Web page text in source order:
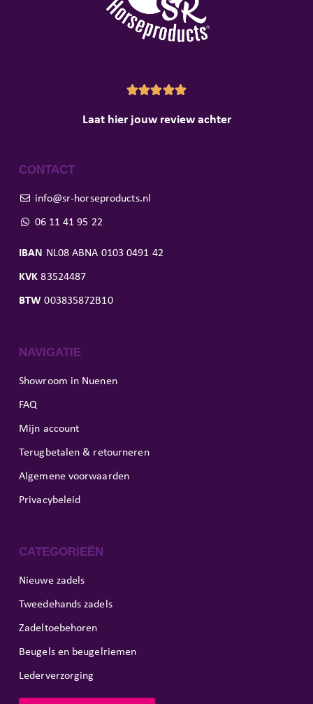

Laat hier jouw review achter
CONTACT
info@sr-horseproducts.nl
06 11 41 95 22
IBAN NL08 ABNA 0103 0491 42
KVK 83524487
BTW 003835872B10
NAVIGATIE
Showroom in Nuenen
FAQ
Mijn account
Terugbetalen & retourneren
Algemene voorwaarden
Privacybeleid
CATEGORIEËN
Nieuwe zadels
Tweedehands zadels
Zadeltoebehoren
Beugels en beugelriemen
Lederverzorging